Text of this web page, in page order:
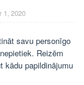
1, 2020
savu personīgo
Reizēm
kādu papildinājumu